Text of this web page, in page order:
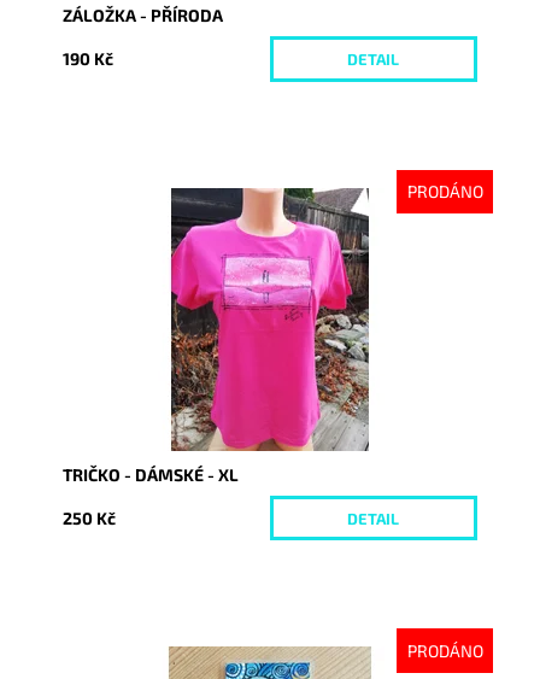
ZÁLOŽKA - PŘÍRODA
190 Kč DETAIL
PRODÁNO
Vyprodáno
1205
TRIČKO - DÁMSKÉ - XL
250 Kč DETAIL
PRODÁNO